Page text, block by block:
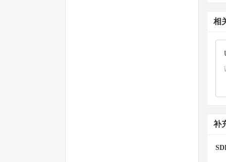
相
补